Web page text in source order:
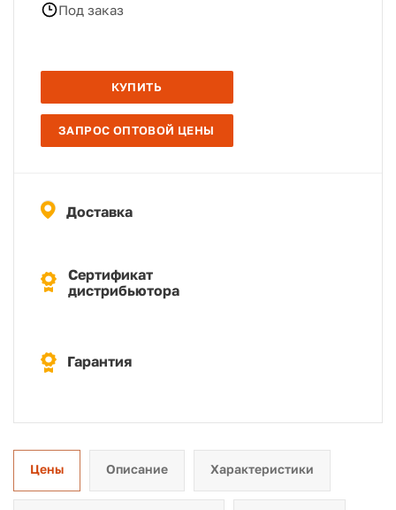
Под заказ
КУПИТЬ
ЗАПРОС ОПТОВОЙ ЦЕНЫ
Доставка
Сертификат
дистрибьютора
Гарантия
Цены Описание Характеристики